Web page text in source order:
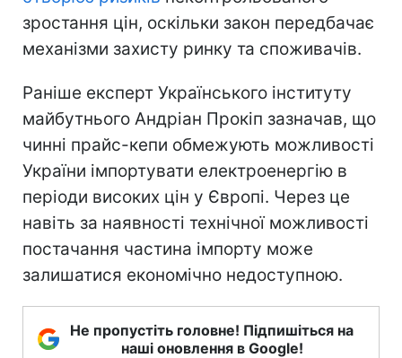
зростання цін, оскільки закон передбачає
механізми захисту ринку та споживачів.
Раніше експерт Українського інституту
майбутнього Андріан Прокіп зазначав, що
чинні прайс-кепи обмежують можливості
України імпортувати електроенергію в
періоди високих цін у Європі. Через це
навіть за наявності технічної можливості
постачання частина імпорту може
залишатися економічно недоступною.
Не пропустіть головне! Підпишіться на
наші оновлення в Google!